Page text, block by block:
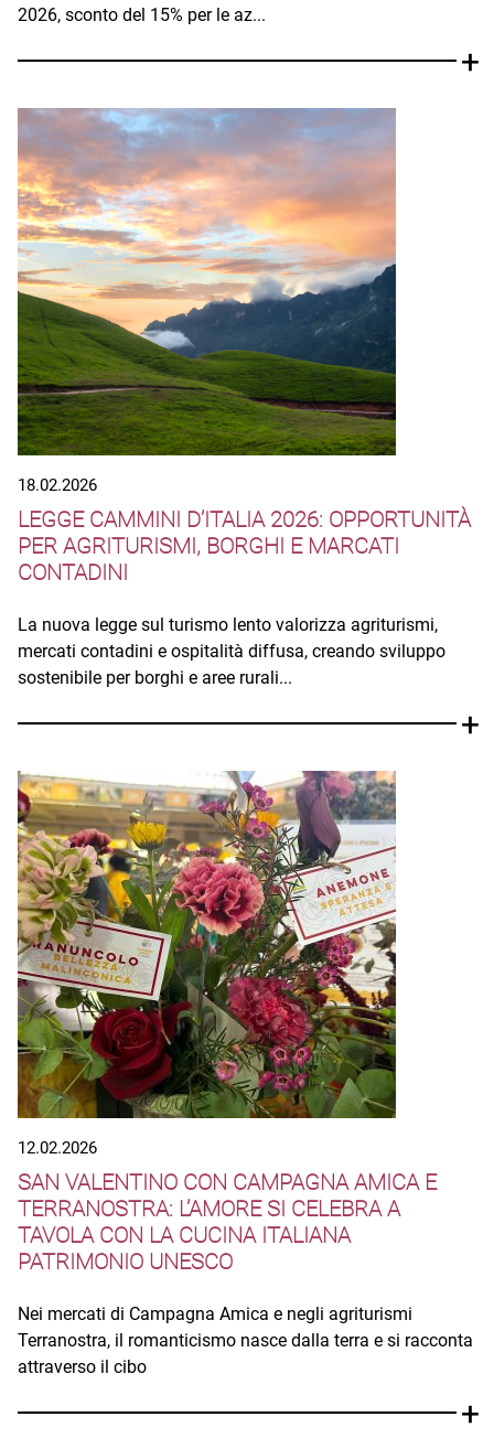
2026, sconto del 15% per le az...
18.02.2026
LEGGE CAMMINI D’ITALIA 2026: OPPORTUNITÀ
PER AGRITURISMI, BORGHI E MARCATI
CONTADINI
La nuova legge sul turismo lento valorizza agriturismi,
mercati contadini e ospitalità diffusa, creando sviluppo
sostenibile per borghi e aree rurali...
12.02.2026
SAN VALENTINO CON CAMPAGNA AMICA E
TERRANOSTRA: L’AMORE SI CELEBRA A
TAVOLA CON LA CUCINA ITALIANA
PATRIMONIO UNESCO
Nei mercati di Campagna Amica e negli agriturismi
Terranostra, il romanticismo nasce dalla terra e si racconta
attraverso il cibo